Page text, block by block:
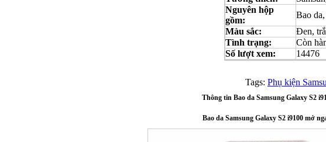
Ốp lưng HTC One M7 Nillkin
Ốp lưng Sony Xperia Z LT36i Nillkin
Nguyên hộp
gồm:
Bao
Màu sắc:
Đen,
Tình trạng:
Còn
Số lượt xem:
14476
Tags: Phụ kiện
Thông tin Bao da Samsung Galaxy S2
Bao da Samsung Galaxy S2 i9100 mở